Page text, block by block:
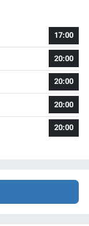
17:00
20:00
20:00
20:00
20:00